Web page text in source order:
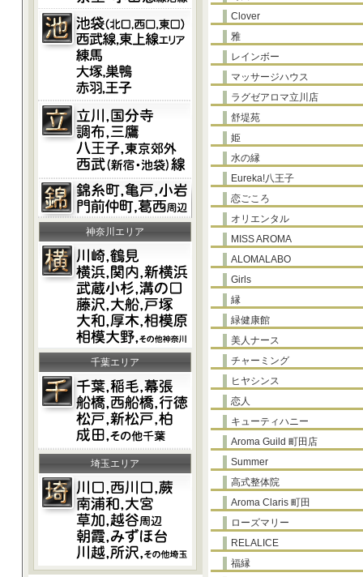
神奈川エリア
千葉エリア
埼玉エリア
Clover
雅
レインボー
マッサージハウス
ラグゼアロマ立川店
舒堤苑
姫
水の縁
Eureka!八王子
恋ごころ
オリエンタル
MISS AROMA
ALOMALABO
Girls
縁
緑健康館
美人ナース
チャーミング
ヒヤシンス
恋人
キューティハニー
Aroma Guild 町田店
Summer
高式整体院
Aroma Claris 町田
ローズマリー
RELALICE
福縁